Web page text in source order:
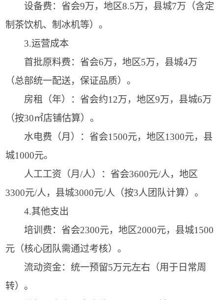
设备费：省会9万，地区8.5万，县城7万（含定
制茶饮机、制冰机等）。
3.运营成本
首批原料费：省会6万，地区5万，县城4万
（总部统一配送，保证品质）。
房租（年）：省会约12万，地区9万，县城6万
（按30㎡店铺估算）。
水电费（月）：省会1500元，地区1300元，县
城1000元。
人工工资（月/人）：省会3600元/人，地区
3300元/人，县城3000元/人（按3人团队计算）。
4.其他支出
培训费：省会2300元，地区2000元，县城1500
元（核心团队需通过考核）。
流动资金：统一预留5万元左右（用于日常周
转）。